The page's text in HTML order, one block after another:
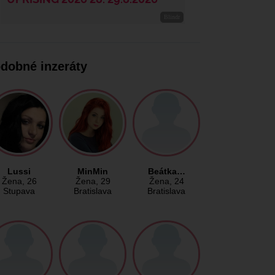
inzeráty
Lussi
Žena, 26
Stupava
MinMin
Žena, 29
Bratislava
Beátka…
Žena, 24
Bratislava